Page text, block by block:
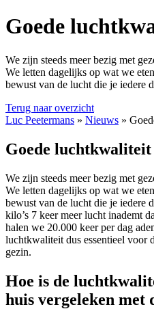
Goede
We zijn steeds meer bezig met
We letten dagelijks op wat we
bewust van de lucht die je iedere
Terug naar overzicht
Luc Peetermans » Nieuws »
Goede luchtkwaliteit
We zijn steeds meer bezig met
We letten dagelijks op wat we
bewust van de lucht die je iedere
kilo’s 7 keer meer lucht inademt
halen we 20.000 keer per dag
luchtkwaliteit dus essentieel voor
gezin.
Hoe is de
huis vergeleken met